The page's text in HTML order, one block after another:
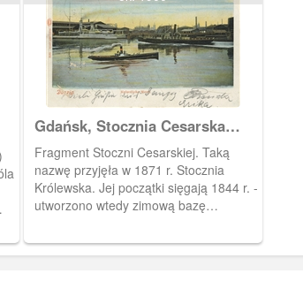
Gdańsk, Stocznia Cesarska
(Kaiserliche Werft)
Fragment Stoczni Cesarskiej. Taką
nazwę przyjęła w 1871 r. Stocznia
Królewska. Jej początki sięgają 1844 r. -
utworzono wtedy zimową bazę
"Amazone". Z czasem przekształciła się
ona w stocznię. W 1922 r. przyjęła